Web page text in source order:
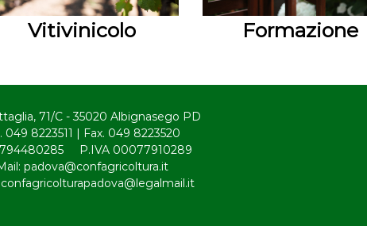
Vitivinicolo Formazione
71/C - 35020 Albignasego PD
049 8223511 | Fax. 049 8223520
P.IVA 00077910289
padova@confagricoltura.it
confagricolturapadova@legalmail.it